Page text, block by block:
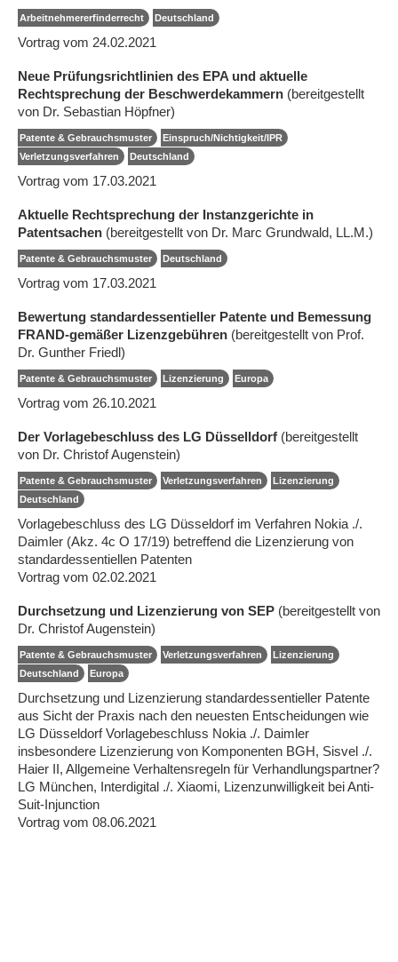
Arbeitnehmererfinderrecht Deutschland
Vortrag vom 24.02.2021
Neue Prüfungsrichtlinien des EPA und aktuelle
Rechtsprechung der Beschwerdekammern (bereitgestellt
von Dr. Sebastian Höpfner)
Patente & Gebrauchsmuster
Einspruch/Nichtigkeit/IPR
Verletzungsverfahren
Deutschland
Vortrag vom 17.03.2021
Aktuelle Rechtsprechung der Instanzgerichte in
Patentsachen (bereitgestellt von Dr. Marc Grundwald, LL.M.)
Patente & Gebrauchsmuster Deutschland
Vortrag vom 17.03.2021
Bewertung standardessentieller Patente und Bemessung
FRAND-gemäßer Lizenzgebühren (bereitgestellt von Prof.
Dr. Gunther Friedl)
Patente & Gebrauchsmuster Lizenzierung Europa
Vortrag vom 26.10.2021
Der Vorlagebeschluss des LG Düsselldorf (bereitgestellt
von Dr. Christof Augenstein)
Patente & Gebrauchsmuster Verletzungsverfahren
Lizenzierung
Deutschland
Vorlagebeschluss des LG Düsseldorf im Verfahren Nokia ./.
Daimler (Akz. 4c O 17/19) betreffend die Lizenzierung von
standardessentiellen Patenten
Vortrag vom 02.02.2021
Durchsetzung und Lizenzierung von SEP (bereitgestellt von
Dr. Christof Augenstein)
Patente & Gebrauchsmuster Verletzungsverfahren
Lizenzierung
Deutschland
Europa
Durchsetzung und Lizenzierung standardessentieller Patente
aus Sicht der Praxis nach den neuesten Entscheidungen wie
LG Düsseldorf Vorlagebeschluss Nokia ./. Daimler
insbesondere Lizenzierung von Komponenten BGH, Sisvel ./.
Haier II, Allgemeine Verhaltensregeln für Verhandlungspartner?
LG München, Interdigital ./. Xiaomi, Lizenzunwilligkeit bei Anti-
Suit-Injunction
Vortrag vom 08.06.2021